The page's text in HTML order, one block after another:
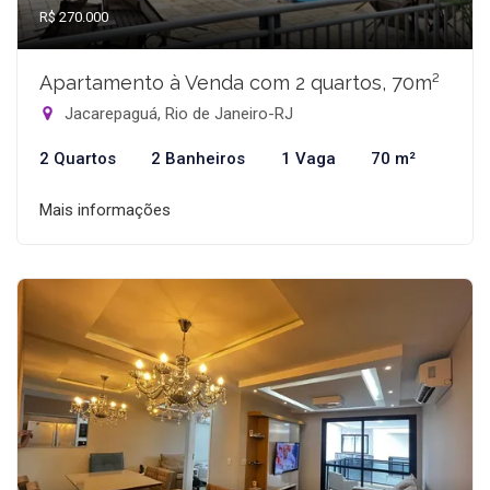
R$ 270.000
Apartamento à Venda com 2 quartos, 70m²
Jacarepaguá, Rio de Janeiro-RJ
2 Quartos 2 Banheiros 1 Vaga 70 m²
Mais informações